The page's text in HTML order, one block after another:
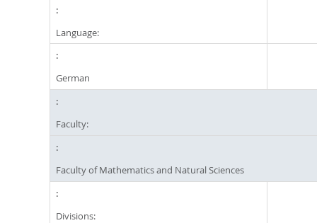
Language:
German
Faculty:
Faculty of Mathematics and Natural Sciences
Divisions: